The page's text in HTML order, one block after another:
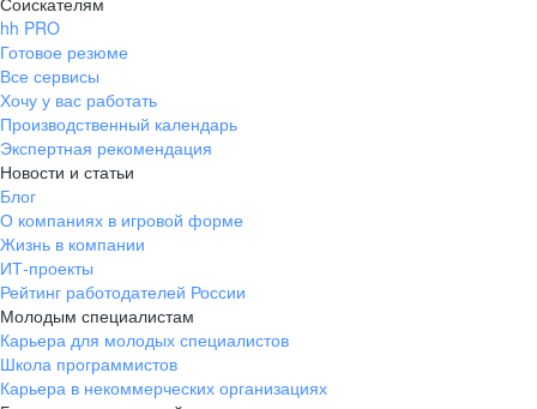
hh PRO
Готовое резюме
Все сервисы
Хочу у вас работать
Производственный календарь
Экспертная рекомендация
Новости и статьи
Блог
О компаниях в игровой форме
Жизнь в компании
ИТ-проекты
Рейтинг работодателей России
Молодым специалистам
Карьера для молодых специалистов
Школа программистов
Карьера в некоммерческих организациях